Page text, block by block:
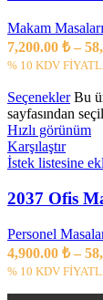
Makam Masaları
7,200.00 ₺ –
% 10 KDV
Seçenekler Bu
sayfasından
Hızlı görünüm
Karşılaştır
İstek listesine
2037 Ofis
Personel
4,900.00 ₺ –
% 10 KDV